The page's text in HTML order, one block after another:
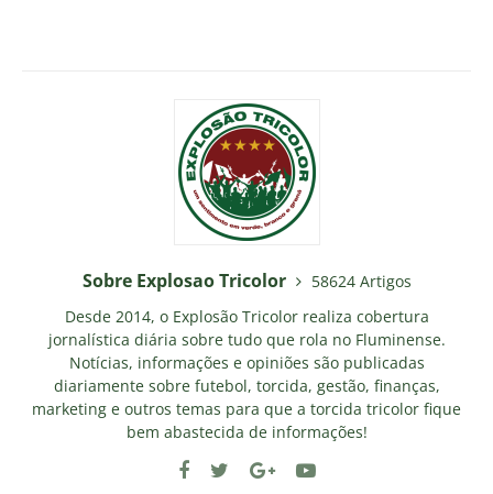
Sobre Explosao Tricolor
58624 Artigos
Desde 2014, o Explosão Tricolor realiza cobertura
jornalística diária sobre tudo que rola no Fluminense.
Notícias, informações e opiniões são publicadas
diariamente sobre futebol, torcida, gestão, finanças,
marketing e outros temas para que a torcida tricolor fique
bem abastecida de informações!